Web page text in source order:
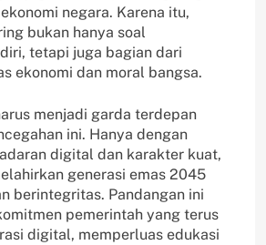
negara. Karena itu,
bukan hanya soal
tetapi juga bagian dari
ekonomi dan moral bangsa.
menjadi garda terdepan
ini. Hanya dengan
digital dan karakter kuat,
generasi emas 2045
berintegritas. Pandangan ini
pemerintah yang terus
digital, memperluas edukasi